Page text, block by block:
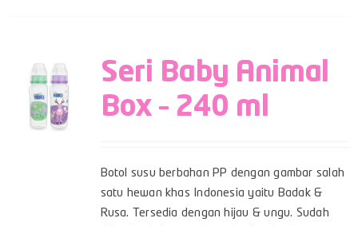
Seri Baby Animal
Box – 240 ml
Botol susu berbahan PP dengan gambar salah
satu hewan khas Indonesia yaitu Badak &
Rusa. Tersedia dengan hijau & ungu. Sudah